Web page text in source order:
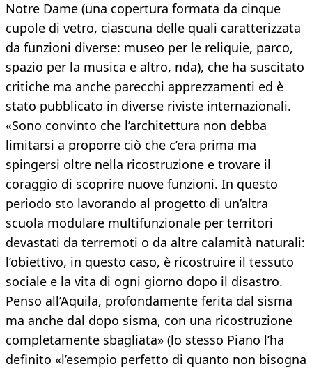
Notre Dame (una copertura formata da cinque
cupole di vetro, ciascuna delle quali caratterizzata
da funzioni diverse: museo per le reliquie, parco,
spazio per la musica e altro, nda), che ha suscitato
critiche ma anche parecchi apprezzamenti ed è
stato pubblicato in diverse riviste internazionali.
«Sono convinto che l’architettura non debba
limitarsi a proporre ciò che c’era prima ma
spingersi oltre nella ricostruzione e trovare il
coraggio di scoprire nuove funzioni. In questo
periodo sto lavorando al progetto di un’altra
scuola modulare multifunzionale per territori
devastati da terremoti o da altre calamità naturali:
l’obiettivo, in questo caso, è ricostruire il tessuto
sociale e la vita di ogni giorno dopo il disastro.
Penso all’Aquila, profondamente ferita dal sisma
ma anche dal dopo sisma, con una ricostruzione
completamente sbagliata» (lo stesso Piano l’ha
definito «l’esempio perfetto di quanto non bisogna